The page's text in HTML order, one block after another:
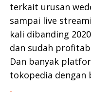
terkait urusan
sampai live
kali dibanding
dan sudah
Dan banyak
tokopedia dengan